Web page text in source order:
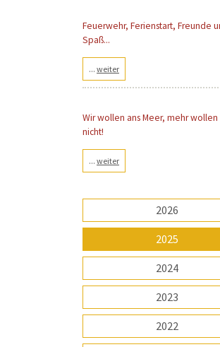
Feuerwehr, Ferienstart, Freunde
Spaß...
... weiter
Wir wollen ans Meer, mehr wollen
nicht!
... weiter
2026
2025
2024
2023
2022